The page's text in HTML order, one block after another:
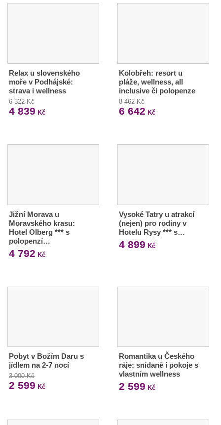
Relax u slovenského
moře v Podhájské:
strava i wellness
6 322 Kč
4 839 Kč
Kolobřeh: resort u
pláže, wellness, all
inclusive či polopenze
8 462 Kč
6 642 Kč
Jižní Morava u
Moravského krasu:
Hotel Olberg *** s
polopenzí…
4 792 Kč
Vysoké Tatry u atrakcí
(nejen) pro rodiny v
Hotelu Rysy *** s…
4 899 Kč
Pobyt v Božím Daru s
jídlem na 2-7 nocí
3 000 Kč
2 599 Kč
Romantika u Českého
ráje: snídaně i pokoje s
vlastním wellness
2 599 Kč